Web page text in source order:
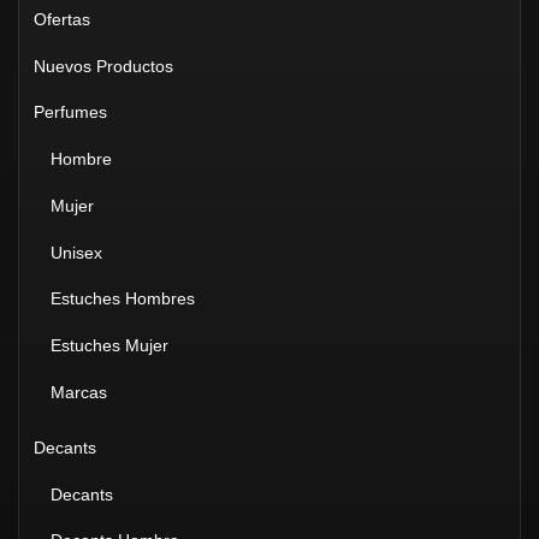
Ofertas
Nuevos Productos
Perfumes
Hombre
Mujer
Unisex
Estuches Hombres
Estuches Mujer
Marcas
Decants
Decants